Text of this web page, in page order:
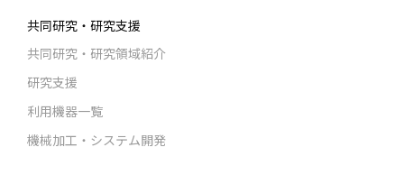
共同研究・研究支援
共同研究・研究領域紹介
研究支援
利用機器一覧
機械加工・システム開発